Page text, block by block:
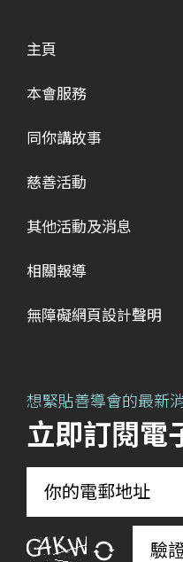
主頁
本會服務
同你講故事
慈善活動
其他活動及消息
相關報導
無障礙網頁設計聲明
想緊貼善導會的最新
立即訂閱電